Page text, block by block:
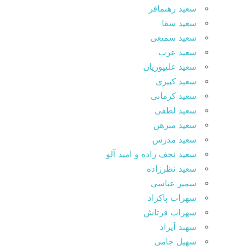
سعید رهنمافر
سعید سقا
سعید سمیعی
سعید عرب
سعید علیپوریان
سعید کبیری
سعید کرمانی
سعید لطفی
سعید مبرهن
سعید مدرس
سعید نجف زاده و امید آلو
سعید نظرزاده
سمیر عباسی
سهراب پاکزاد
سهراب فرتاش
سهند آیراد
سهیل جامی